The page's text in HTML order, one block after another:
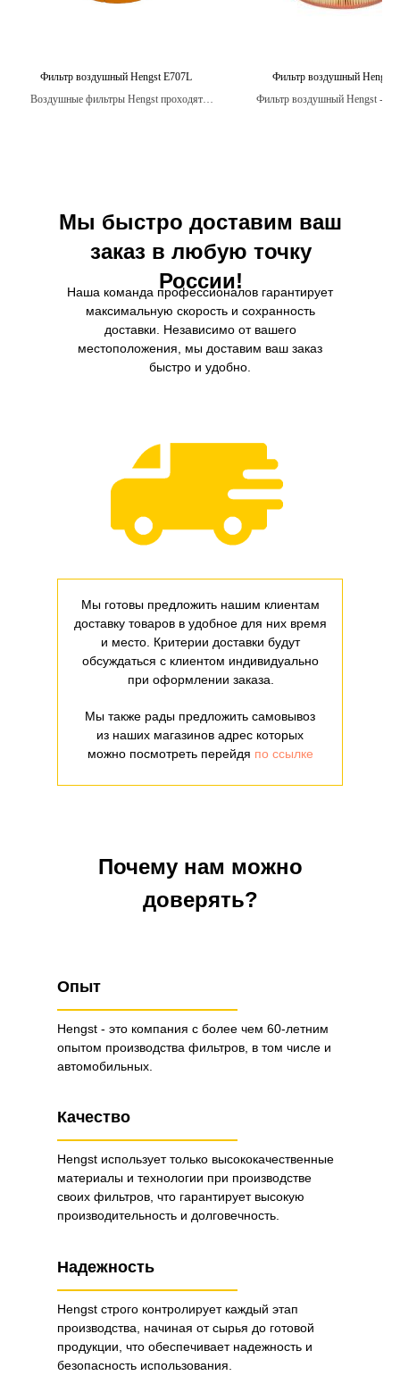
Фильтр воздушный Hengst E707L
Воздушные фильтры Hengst проходят
Фильтр воздушный Hengst
Фильтр воздушный Hengst -
Мы быстро доставим ваш
заказ в любую точку
России!
Мы готовы предложить нашим клиентам
доставку товаров в удобное для них время
и место. Критерии доставки будут
обсуждаться с клиентом индивидуально
при оформлении заказа.
Мы также рады предложить самовывоз
из наших магазинов адрес которых
можно посмотреть перейдя по ссылке
Наша команда профессионалов гарантирует
максимальную скорость и сохранность
доставки. Независимо от вашего
местоположения, мы доставим ваш заказ
быстро и удобно.
Почему нам можно
доверять?
Опыт
Hengst - это компания с более чем 60-летним
опытом производства фильтров, в том числе и
автомобильных.
Качество
Надежность
Hengst использует только высококачественные
материалы и технологии при производстве
своих фильтров, что гарантирует высокую
производительность и долговечность.
Hengst строго контролирует каждый этап
производства, начиная от сырья до готовой
продукции, что обеспечивает надежность и
безопасность использования.